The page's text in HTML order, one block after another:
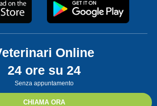
Online
24 ore su 24
Senza appuntamento
CHIAMA ORA